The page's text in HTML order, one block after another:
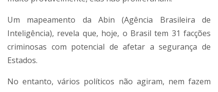
Um mapeamento da Abin (Agência Brasileira de
Inteligência), revela que, hoje, o Brasil tem 31 facções
criminosas com potencial de afetar a segurança de
Estados.
No entanto, vários políticos não agiram, nem fazem